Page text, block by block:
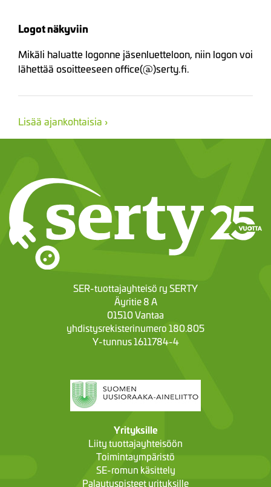
Logot näkyviin
Mikäli haluatte logonne jäsenluetteloon, niin logon voi
lähettää osoitteeseen office(@)serty.fi.
Lisää ajankohtaisia ›
SER-tuottajayhteisö ry SERTY
Äyritie 8 A
01510 Vantaa
yhdistysrekisterinumero 180.805
Y-tunnus 1611784-4
Yrityksille
Liity tuottajayhteisöön
Toimintaympäristö
SE-romun käsittely
Palautuspisteet yrityksille